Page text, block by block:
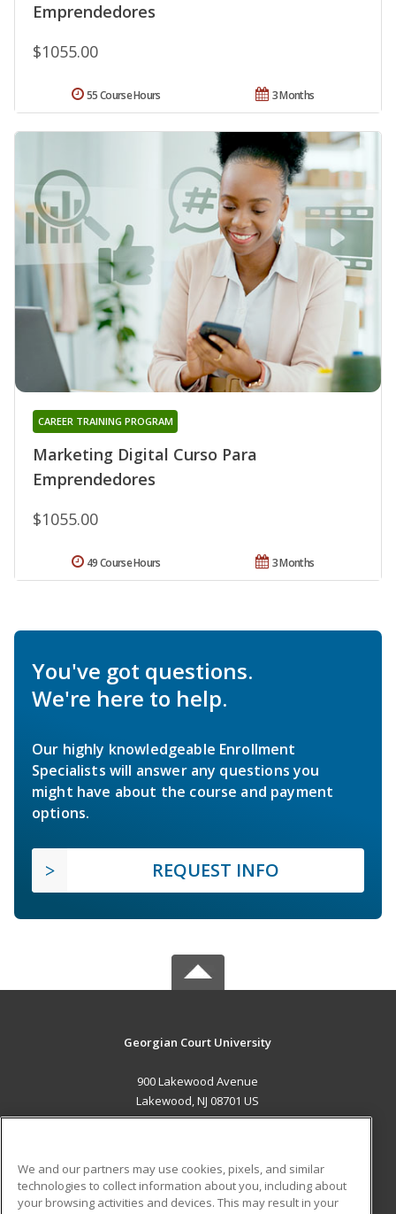
Emprendedores
$1055.00
3 Months
55 Course Hours
Marketing Digital Curso Para
Emprendedores
CAREER TRAINING PROGRAM
$1055.00
3 Months
49 Course Hours
You've got questions.
We're here to help.
Our highly knowledgeable Enrollment
Specialists will answer any questions you
might have about the course and payment
options.
REQUEST INFO
Georgian Court University
900 Lakewood Avenue
Lakewood, NJ 08701 US
ADDITIONAL RESOURCES
We and our partners may use cookies, pixels, and similar
technologies to collect information about you, including about
your browsing activities and devices. This may result in your